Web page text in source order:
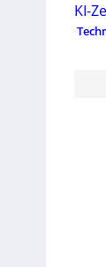
KI-